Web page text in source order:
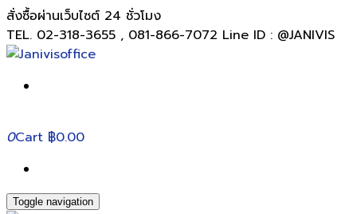
สั่งซื้อผ่านเว็บไซต์ 24 ชั่วโมง
TEL. 02-318-3655 , 081-866-7072 Line ID : @JANIVIS
0Cart ฿0.00
Toggle navigation